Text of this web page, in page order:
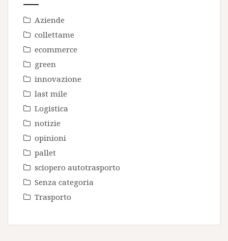
Aziende
collettame
ecommerce
green
innovazione
last mile
Logistica
notizie
opinioni
pallet
sciopero autotrasporto
Senza categoria
Trasporto